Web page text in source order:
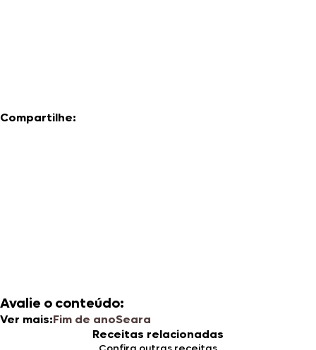
Compartilhe:
Avalie o conteúdo:
Ver mais:Fim de anoSeara
Receitas relacionadas